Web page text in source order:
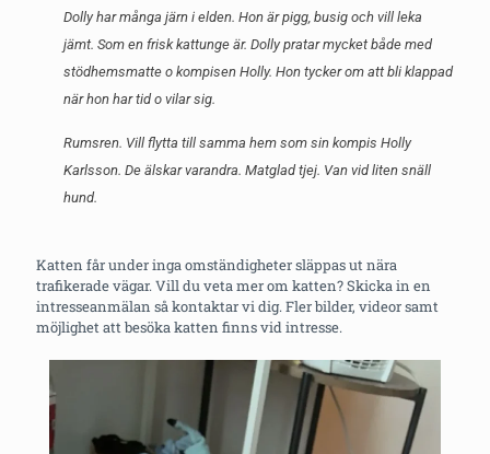
Dolly har många järn i elden. Hon är pigg, busig och vill leka
jämt. Som en frisk kattunge är. Dolly pratar mycket både med
stödhemsmatte o kompisen Holly. Hon tycker om att bli klappad
när hon har tid o vilar sig.
Rumsren. Vill flytta till samma hem som sin kompis Holly
Karlsson. De älskar varandra. Matglad tjej. Van vid liten snäll
hund.
Katten får under inga omständigheter släppas ut nära
trafikerade vägar. Vill du veta mer om katten? Skicka in en
intresseanmälan så kontaktar vi dig. Fler bilder, videor samt
möjlighet att besöka katten finns vid intresse.